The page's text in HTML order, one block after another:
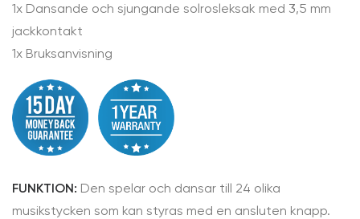
1x Dansande och sjungande solrosleksak med 3,5 mm
jackkontakt
1x Bruksanvisning
FUNKTION: Den spelar och dansar till 24 olika
musikstycken som kan styras med en ansluten knapp.